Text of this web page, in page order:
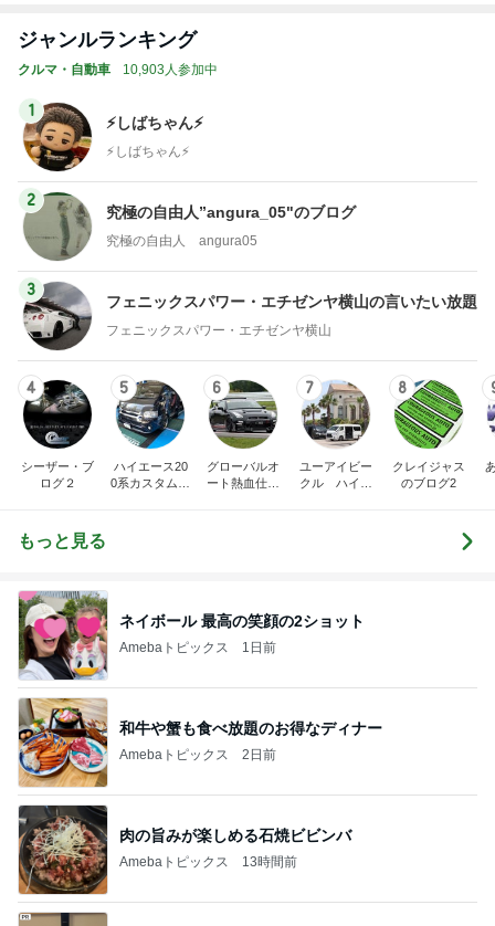
ジャンルランキング
クルマ・自動車 10,903人参加中
1
⚡️しばちゃん⚡
⚡️しばちゃん⚡️
2
究極の自由人”angura_05"のブログ
究極の自由人 angura05
3
フェニックスパワー・エチゼンヤ横山の言いたい放題
フェニックスパワー・エチゼンヤ横山
4
シーザー・ブ
ログ２
5
ハイエース20
0系カスタム車
6
グローバルオ
ート熱血仕入
7
ユーアイビー
クル ハイエ
8
クレイジャス
のブログ2
もっと見る
ネイボール 最高の笑顔の2ショット
Amebaトピックス 1日前
和牛や蟹も食べ放題のお得なディナー
Amebaトピックス 2日前
肉の旨みが楽しめる石焼ビビンバ
Amebaトピックス 13時間前